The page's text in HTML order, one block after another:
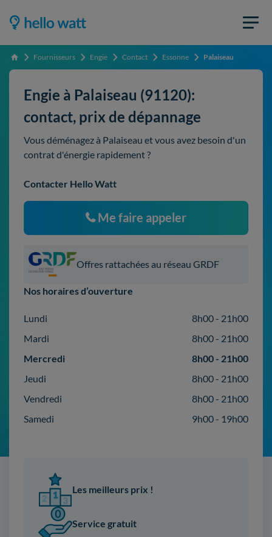
Accueil Fournisseurs Engie Contact Essonne Palaiseau
Engie à Palaiseau (91120):
contact, prix de dépannage
Vous déménagez à Palaiseau et vous avez besoin d'un
contrat d'énergie rapidement ?
Contacter Hello Watt
Me faire appeler
Offres rattachées au réseau GRDF
Nos horaires d’ouverture
Lundi
8h00 - 21h00
Mardi
8h00 - 21h00
Mercredi
8h00 - 21h00
Jeudi
8h00 - 21h00
Vendredi
8h00 - 21h00
Samedi
9h00 - 19h00
Les meilleurs prix !
Service gratuit